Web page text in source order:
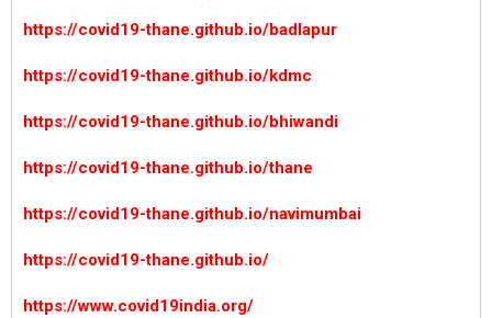
https://covid19-thane.github.io/badlapur
https://covid19-thane.github.io/kdmc
https://covid19-thane.github.io/bhiwandi
https://covid19-thane.github.io/thane
https://covid19-thane.github.io/navimumbai
https://covid19-thane.github.io/
https://www.covid19india.org/